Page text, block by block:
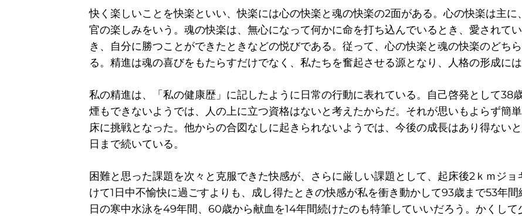
快く楽しいことを快楽といい、快楽には心の快楽と魂の快楽の2面がある。心の快楽は主
官の楽しみをいう。魂の快楽は、無心になって何かに命を打ち込んでいるとき、愛されて
き、自分に勝つことができたときなどの悦びである。従って、心の快楽と魂の快楽のどち
る。精進は魂の喜びをもたらすだけでなく、私たちを奮起させる源となり、人格の形成に
私の精進は、「私の健康歴」に記したように日常の行動に表れている。自己啓発として38
煙もできないようでは、人の上に立つ資格はないと考えたからだ。それが思いもよらず簡
床に挑戦となった。他からの合図なしに起きられないようでは、今後の成長はあり得ない
日まで続いている。
困難と思った課題を次々と克服できた快感が、さらに厳しい課題として、起床後2ｋｍジ
けて1日中不愉快に過ごすよりも、成し得たときの快感が私を衝き動かして93歳まで53年
日の寒中水泳を49年間、60歳から献血を14年間続けたのも特筆していいだろう。かくし